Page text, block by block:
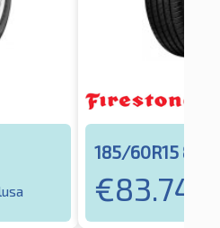
185/60R15 88H
€83.74